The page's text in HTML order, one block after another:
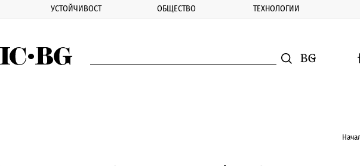
УСТОЙЧИВОСТ ОБЩЕСТВО ТЕХНОЛОГИИ
Смяна на